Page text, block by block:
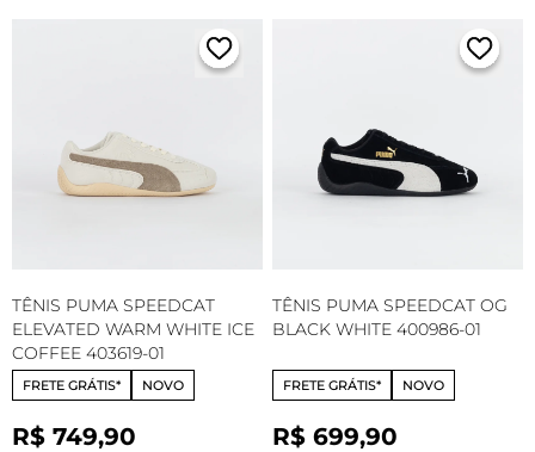
TÊNIS PUMA SPEEDCAT
ELEVATED WARM WHITE ICE
COFFEE 403619-01
FRETE GRÁTIS* NOVO
R$ 749,90
TÊNIS PUMA SPEEDCAT OG
BLACK WHITE 400986-01
FRETE GRÁTIS* NOVO
R$ 699,90